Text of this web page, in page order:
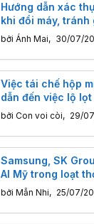
Hướng dẫn xác
khi đổi máy,
bởi Ánh Mai, 30/07/
Việc tái chế hộp
dẫn đến việc lộ
bởi Con voi còi, 29/
Samsung, SK
AI Mỹ trong loạt
USD
bởi Mẫn Nhi, 25/07/